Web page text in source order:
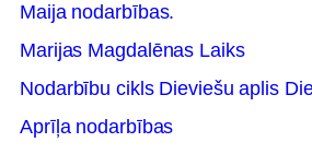
Maija nodarbības.
Marijas Magdalēnas Laiks
Nodarbību cikls Dieviešu aplis
Aprīļa nodarbības